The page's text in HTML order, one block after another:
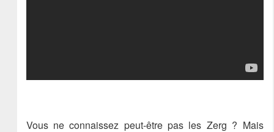
Vous ne connaissez peut-être pas les Zerg ? Mais